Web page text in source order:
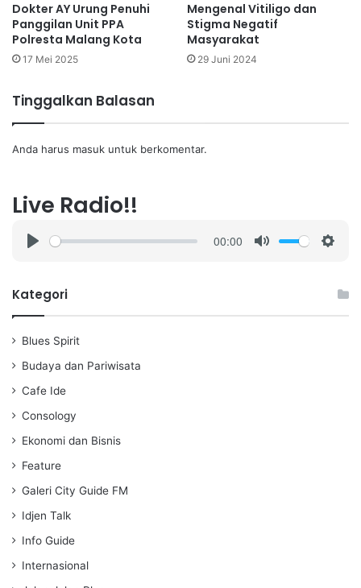
Dokter AY Urung Penuhi
Panggilan Unit PPA
Polresta Malang Kota
17 Mei 2025
Mengenal Vitiligo dan
Stigma Negatif
Masyarakat
29 Juni 2024
Tinggalkan Balasan
Anda harus masuk untuk berkomentar.
Live Radio!!
a
00:00
Kategori
Blues Spirit
Budaya dan Pariwisata
Cafe Ide
Consology
Ekonomi dan Bisnis
Feature
Galeri City Guide FM
Idjen Talk
Info Guide
Internasional